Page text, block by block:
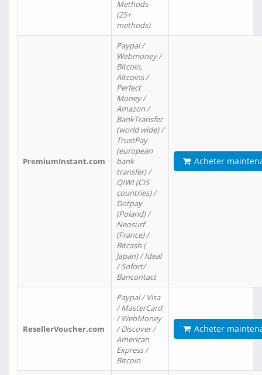
Methods
(25+
methods)
PremiumInstant.com
Paypal /
Webmoney /
Bitcoin,
Altcoins /
Perfect
Money /
Amazon /
BankTransfer
(world wide) /
TrustPay
(european
bank
transfer) /
QIWI (CIS
countries) /
Dotpay
(Poland) /
Neosurf
(France) /
Bitcash (
Japan) / Ideal
/ Sofort/
Bancontact
Acheter
ResellerVoucher.com
Paypal / Visa
/ MasterCard
/ WebMoney
/ Discover /
American
Express /
Bitcoin
Acheter